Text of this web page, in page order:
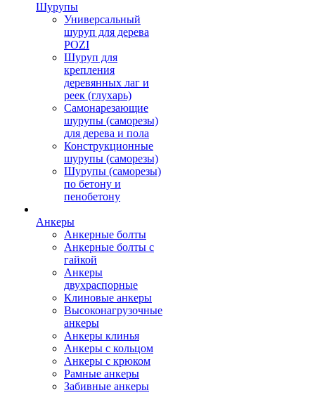
Шурупы
Универсальный
шуруп для дерева
POZI
Шуруп для
крепления
деревянных лаг и
реек (глухарь)
Самонарезающие
шурупы (саморезы)
для дерева и пола
Конструкционные
шурупы (саморезы)
Шурупы (саморезы)
по бетону и
пенобетону
Анкеры
Анкерные болты
Анкерные болты с
гайкой
Анкеры
двухраспорные
Клиновые анкеры
Высоконагрузочные
анкеры
Анкеры клинья
Анкеры с кольцом
Анкеры с крюком
Рамные анкеры
Забивные анкеры